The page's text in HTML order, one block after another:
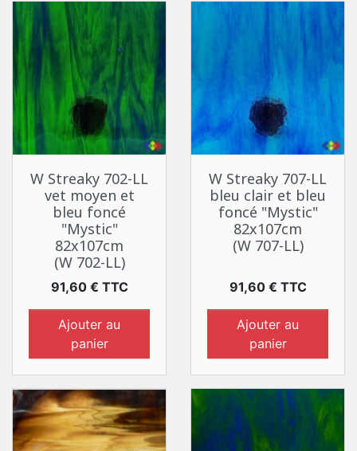
W Streaky 702-LL
vet moyen et
bleu foncé
"Mystic"
82x107cm
(W 702-LL)
Prix
91,60 € TTC
Ajouter au
panier
W Streaky 707-LL
bleu clair et bleu
foncé "Mystic"
82x107cm
(W 707-LL)
Prix
91,60 € TTC
Ajouter au
panier